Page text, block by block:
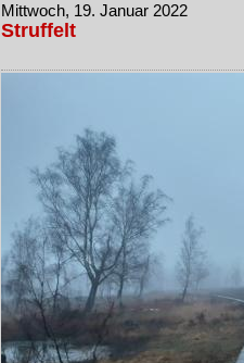
Mittwoch, 19. Januar 2022
Struffelt